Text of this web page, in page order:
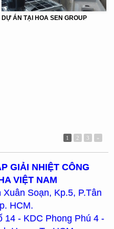
DỰ ÁN TẠI HOA SEN GROUP
1 2 3 »
GIẢI NHIỆT CÔNG
VIỆT NAM
Soạn, Kp.5, P.Tân
HCM.
- KDC Phong Phú 4 -